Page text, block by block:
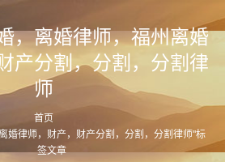
，离婚律师，福州离婚
产分割，分割，分割律
师
首页
婚律师，财产，财产分割，分割，分割律师"标
签文章